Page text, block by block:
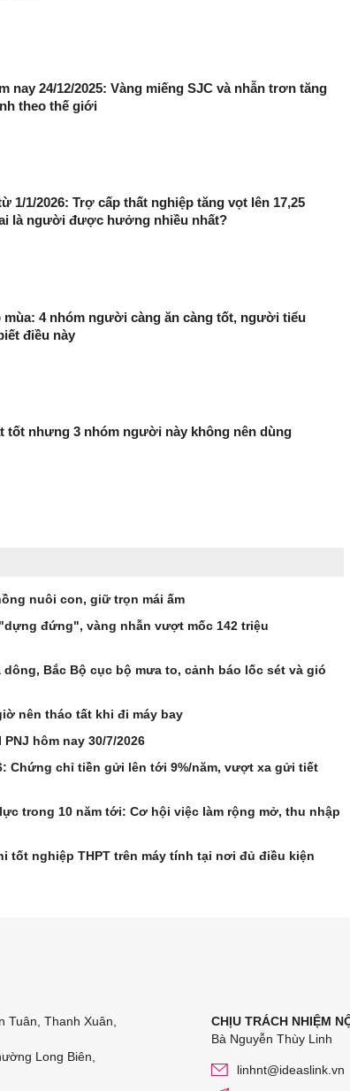
nay 24/12/2025: Vàng miếng SJC và nhẫn trơn tăng
theo thế giới
1/1/2026: Trợ cấp thất nghiệp tăng vọt lên 17,25
là người được hưởng nhiều nhất?
mùa: 4 nhóm người càng ăn càng tốt, người tiểu
điều này
tốt nhưng 3 nhóm người này không nên dùng
nuôi con, giữ trọn mái ấm
đứng", vàng nhẫn vượt mốc 142 triệu
Bắc Bộ cục bộ mưa to, cảnh báo lốc sét và gió
nên tháo tất khi đi máy bay
hôm nay 30/7/2026
Chứng chỉ tiền gửi lên tới 9%/năm, vượt xa gửi tiết
trong 10 năm tới: Cơ hội việc làm rộng mở, thu nhập
tốt nghiệp THPT trên máy tính tại nơi đủ điều kiện
Tuân, Thanh Xuân,
Long Biên,
CHỊU TRÁCH NHIỆM
Bà Nguyễn Thùy Linh
linhnt@ideaslink.vn